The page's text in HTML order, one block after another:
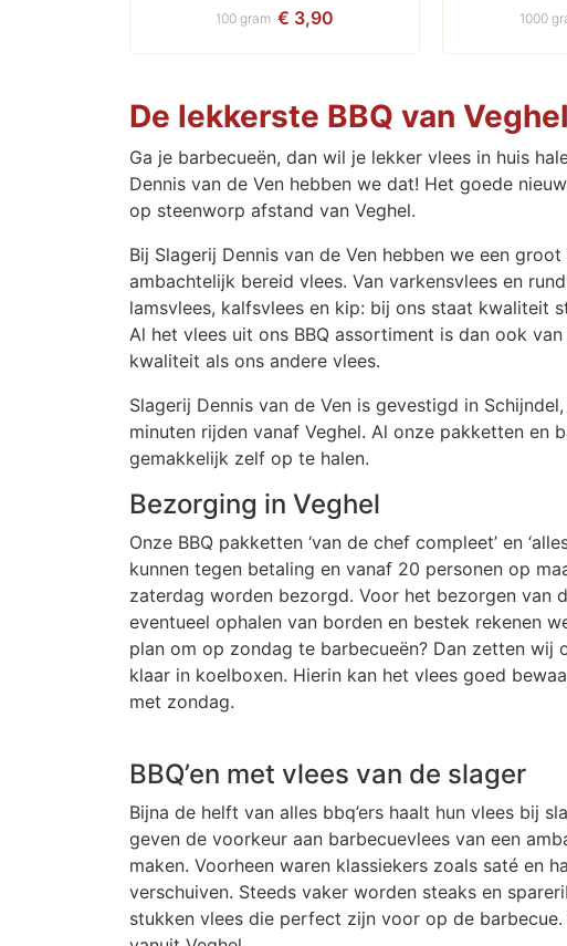
€ 3,90
100 gram 1000
De lekkerste BBQ van Veghel
Ga je barbecueën, dan wil je lekker vlees in huis
Dennis van de Ven hebben we dat! Het goede
op steenworp afstand van Veghel.
Bij Slagerij Dennis van de Ven hebben we een
ambachtelijk bereid vlees. Van varkensvlees en
lamsvlees, kalfsvlees en kip: bij ons staat kwaliteit
Al het vlees uit ons BBQ assortiment is dan ook
kwaliteit als ons andere vlees.
Slagerij Dennis van de Ven is gevestigd in
minuten rijden vanaf Veghel. Al onze pakketten en
gemakkelijk zelf op te halen.
Bezorging in Veghel
Onze BBQ pakketten ‘van de chef compleet’ en
kunnen tegen betaling en vanaf 20 personen op
zaterdag worden bezorgd. Voor het bezorgen van
eventueel ophalen van borden en bestek rekenen
plan om op zondag te barbecueën? Dan zetten wij
klaar in koelboxen. Hierin kan het vlees goed
met zondag.
BBQ’en met vlees van de slager
Bijna de helft van alles bbq’ers haalt hun vlees bij
geven de voorkeur aan barbecuevlees van een
maken. Voorheen waren klassiekers zoals saté en
verschuiven. Steeds vaker worden steaks en
stukken vlees die perfect zijn voor op de